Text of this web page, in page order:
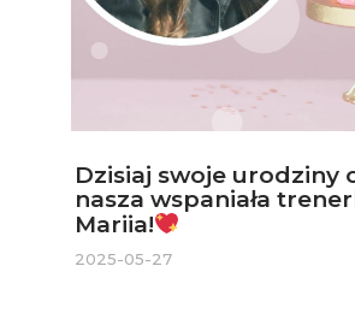
Dzisiaj swoje urodziny
nasza wspaniała
Mariia!
2025-05-27